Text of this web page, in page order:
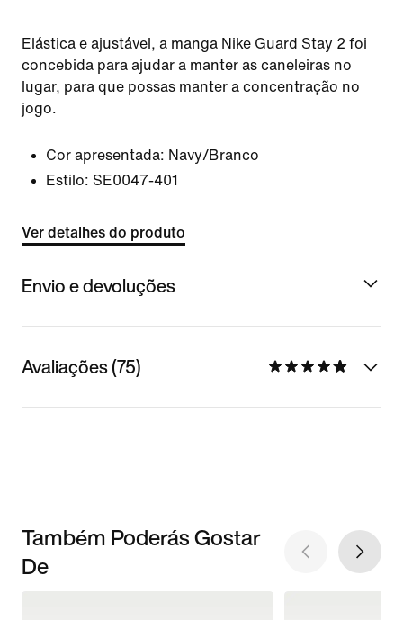
Elástica e ajustável, a manga Nike Guard Stay 2 foi
concebida para ajudar a manter as caneleiras no
lugar, para que possas manter a concentração no
jogo.
Cor apresentada: Navy/Branco
Estilo: SE0047-401
Ver detalhes do produto
Envio e devoluções
Avaliações (75)
Também Poderás Gostar
De